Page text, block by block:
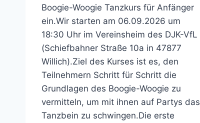
Boogie-Woogie Tanzkurs für Anfänger
ein.Wir starten am 06.09.2026 um
18:30 Uhr im Vereinsheim des DJK-VfL
(Schiefbahner Straße 10a in 47877
Willich).Ziel des Kurses ist es, den
Teilnehmern Schritt für Schritt die
Grundlagen des Boogie-Woogie zu
vermitteln, um mit ihnen auf Partys das
Tanzbein zu schwingen.Die erste